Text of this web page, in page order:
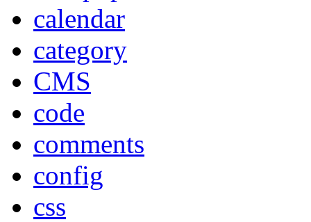
calendar
category
CMS
code
comments
config
css